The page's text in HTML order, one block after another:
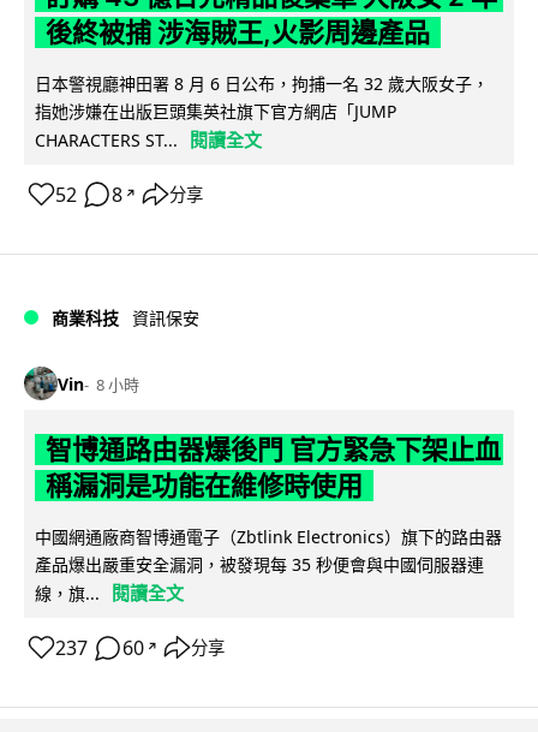
後終被捕 涉海賊王,火影周邊產品
日本警視廳神田署 8 月 6 日公布，拘捕一名 32 歲大阪女子，
指她涉嫌在出版巨頭集英社旗下官方網店「JUMP
CHARACTERS ST...
閱讀全文
52 8 ↗ 分享
商業科技 資訊保安
Vin 8 小時
智博通路由器爆後門 官方緊急下架止血
稱漏洞是功能在維修時使用
中國網通廠商智博通電子（Zbtlink Electronics）旗下的路由器
產品爆出嚴重安全漏洞，被發現每 35 秒便會與中國伺服器連
線，旗...
閱讀全文
237 60 ↗ 分享